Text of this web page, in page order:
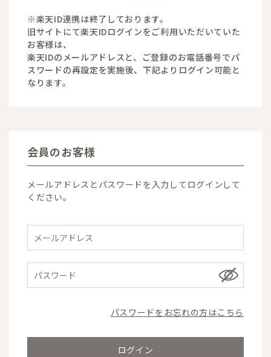
※楽天ID連携は終了しております。
旧サイトにて楽天IDログインをご利用いただいていた
お客様は、
楽天IDのメールアドレスと、ご登録のお電話番号でパ
スワードの再設定を実施後、下記よりログイン可能と
なります。
会員のお客様
メールアドレスとパスワードを入力してログインして
ください。
パスワードをお忘れの方はこちら